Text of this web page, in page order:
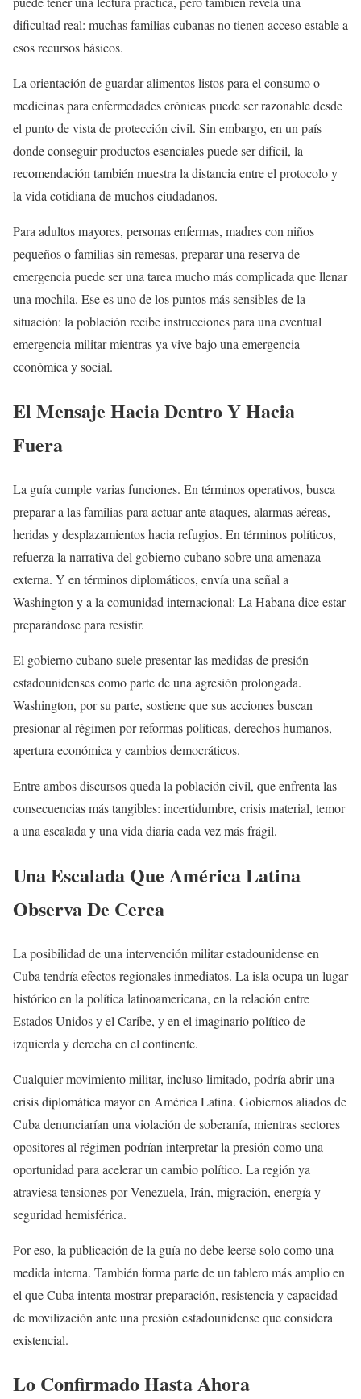
dificultad real: muchas familias cubanas no tienen acceso estable a
esos recursos básicos.
La orientación de guardar alimentos listos para el consumo o
medicinas para enfermedades crónicas puede ser razonable desde
el punto de vista de protección civil. Sin embargo, en un país
donde conseguir productos esenciales puede ser difícil, la
recomendación también muestra la distancia entre el protocolo y
la vida cotidiana de muchos ciudadanos.
Para adultos mayores, personas enfermas, madres con niños
pequeños o familias sin remesas, preparar una reserva de
emergencia puede ser una tarea mucho más complicada que llenar
una mochila. Ese es uno de los puntos más sensibles de la
situación: la población recibe instrucciones para una eventual
emergencia militar mientras ya vive bajo una emergencia
económica y social.
El Mensaje Hacia Dentro Y Hacia
Fuera
La guía cumple varias funciones. En términos operativos, busca
preparar a las familias para actuar ante ataques, alarmas aéreas,
heridas y desplazamientos hacia refugios. En términos políticos,
refuerza la narrativa del gobierno cubano sobre una amenaza
externa. Y en términos diplomáticos, envía una señal a
Washington y a la comunidad internacional: La Habana dice estar
preparándose para resistir.
El gobierno cubano suele presentar las medidas de presión
estadounidenses como parte de una agresión prolongada.
Washington, por su parte, sostiene que sus acciones buscan
presionar al régimen por reformas políticas, derechos humanos,
apertura económica y cambios democráticos.
Entre ambos discursos queda la población civil, que enfrenta las
consecuencias más tangibles: incertidumbre, crisis material, temor
a una escalada y una vida diaria cada vez más frágil.
Una Escalada Que América Latina
Observa De Cerca
La posibilidad de una intervención militar estadounidense en
Cuba tendría efectos regionales inmediatos. La isla ocupa un lugar
histórico en la política latinoamericana, en la relación entre
Estados Unidos y el Caribe, y en el imaginario político de
izquierda y derecha en el continente.
Cualquier movimiento militar, incluso limitado, podría abrir una
crisis diplomática mayor en América Latina. Gobiernos aliados de
Cuba denunciarían una violación de soberanía, mientras sectores
opositores al régimen podrían interpretar la presión como una
oportunidad para acelerar un cambio político. La región ya
atraviesa tensiones por Venezuela, Irán, migración, energía y
seguridad hemisférica.
Por eso, la publicación de la guía no debe leerse solo como una
medida interna. También forma parte de un tablero más amplio en
el que Cuba intenta mostrar preparación, resistencia y capacidad
de movilización ante una presión estadounidense que considera
existencial.
Lo Confirmado Hasta Ahora